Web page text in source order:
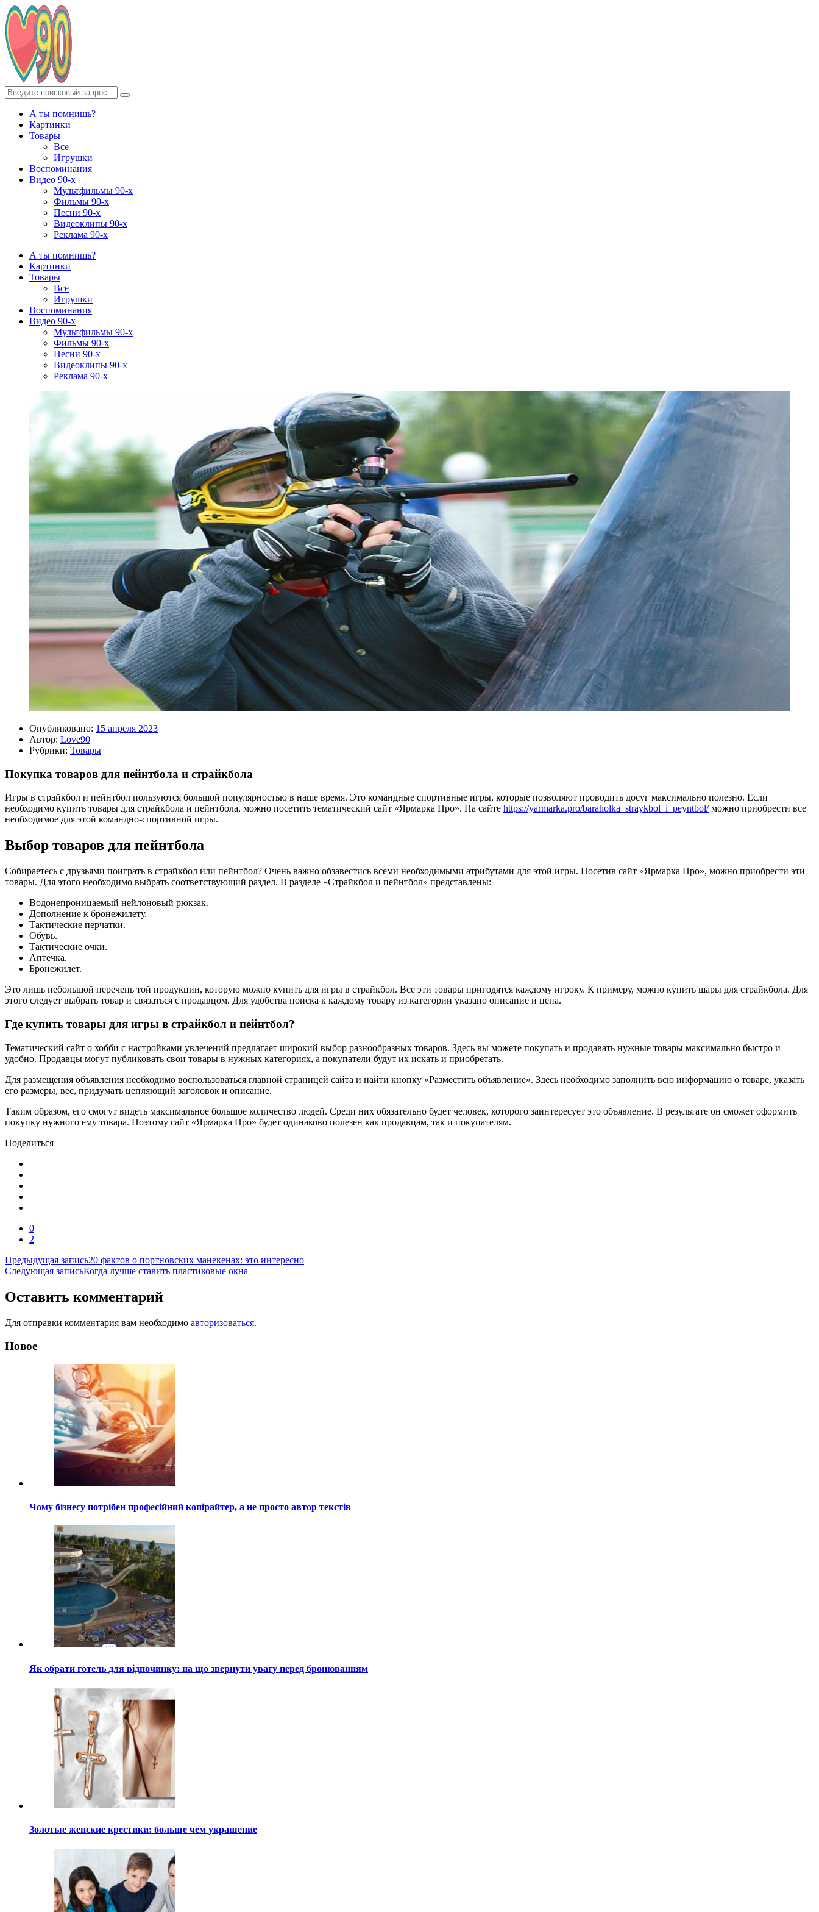
А ты помнишь?
Картинки
Товары
Все
Игрушки
Воспоминания
Видео 90-х
Мультфильмы 90-х
Фильмы 90-х
Песни 90-х
Видеоклипы 90-х
Реклама 90-х
А ты помнишь?
Картинки
Товары
Все
Игрушки
Воспоминания
Видео 90-х
Мультфильмы 90-х
Фильмы 90-х
Песни 90-х
Видеоклипы 90-х
Реклама 90-х
Опубликовано: 15 апреля 2023
Автор: Love90
Рубрики: Товары
Покупка товаров для пейнтбола и страйкбола
Игры в страйкбол и пейнтбол пользуются большой популярностью в наше время. Это командные спортивные игры, которые позволяют проводить досуг максимально полезно. Если
необходимо купить товары для страйкбола и пейнтбола, можно посетить тематический сайт «Ярмарка Про». На сайте https://yarmarka.pro/baraholka_straykbol_i_peyntbol/можно приобрести все
необходимое для этой командно-спортивной игры.
Выбор товаров для пейнтбола
Собираетесь с друзьями поиграть в страйкбол или пейнтбол? Очень важно обзавестись всеми необходимыми атрибутами для этой игры. Посетив сайт «Ярмарка Про», можно приобрести эти
товары. Для этого необходимо выбрать соответствующий раздел. В разделе «Страйкбол и пейнтбол» представлены:
Водонепроницаемый нейлоновый рюкзак.
Дополнение к бронежилету.
Тактические перчатки.
Обувь.
Тактические очки.
Аптечка.
Бронежилет.
Это лишь небольшой перечень той продукции, которую можно купить для игры в страйкбол. Все эти товары пригодятся каждому игроку. К примеру, можно купить шары для страйкбола. Для
этого следует выбрать товар и связаться с продавцом. Для удобства поиска к каждому товару из категории указано описание и цена.
Где купить товары для игры в страйкбол и пейнтбол?
Тематический сайт о хобби с настройками увлечений предлагает широкий выбор разнообразных товаров. Здесь вы можете покупать и продавать нужные товары максимально быстро и
удобно. Продавцы могут публиковать свои товары в нужных категориях, а покупатели будут их искать и приобретать.
Для размещения объявления необходимо воспользоваться главной страницей сайта и найти кнопку «Разместить объявление». Здесь необходимо заполнить всю информацию о товаре, указать
его размеры, вес, придумать цепляющий заголовок и описание.
Таким образом, его смогут видеть максимальное большое количество людей. Среди них обязательно будет человек, которого заинтересует это объявление. В результате он сможет оформить
покупку нужного ему товара. Поэтому сайт «Ярмарка Про» будет одинаково полезен как продавцам, так и покупателям.
Поделиться
0
2
Навигация
по
записям
Предыдущая запись20 фактов о портновских манекенах: это интересно
Следующая записьКогда лучше ставить пластиковые окна
Оставить комментарий
Для отправки комментария вам необходимо авторизоваться.
Новое
Чому бізнесу потрібен професійний копірайтер, а не просто автор текстів
Як обрати готель для відпочинку: на що звернути увагу перед бронюванням
Золотые женские крестики: больше чем украшение